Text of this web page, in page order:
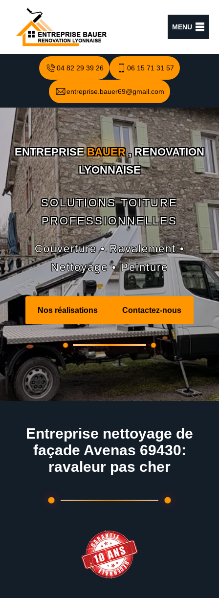
MENU
04 82 29 39 26 06 15 71 31 57
entreprise.bauer69@gmail.com
ENTREPRISEBAUER, RENOVATION
LYONNAISE
SOLUTIONS TOITURE
PROFESSIONNELLES
Couverture • Ravalement •
Nettoyage • Peinture
Nos réalisations Contactez-nous
Entreprise nettoyage de
façade Avenas 69430:
ravaleur pas cher